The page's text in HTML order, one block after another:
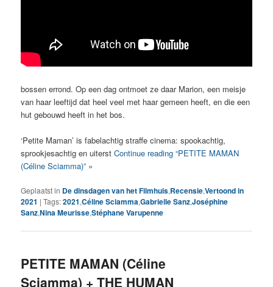
bossen errond. Op een dag ontmoet ze daar Marion, een meisje
van haar leeftijd dat heel veel met haar gemeen heeft, en die een
hut gebouwd heeft in het bos.
‘Petite Maman’ is fabelachtig straffe cinema: spookachtig,
sprookjesachtig en uiterstContinue reading “PETITE MAMAN
(Céline Sciamma)” »
Geplaatst in De dinsdagen van het Filmhuis,Recensie,Vertoond in
2021 |Tags:2021,Céline Sciamma,Gabrielle Sanz,Joséphine
Sanz,Nina Meurisse,Stéphane Varupenne
PETITE MAMAN (Céline
Sciamma) + THE HUMAN